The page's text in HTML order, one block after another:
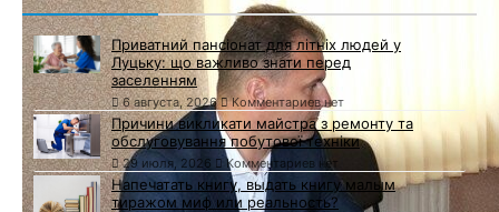
Приватний пансіонат для літніх людей у
Луцьку: що важливо знати перед
заселенням
6 августа, 2026 Комментариев нет
Причини викликати майстра з ремонту та
обслуговування побутової техніки
29 июля, 2026 Комментариев нет
Напечатать книгу, выдать книгу малым
тиражом миф или реальность?